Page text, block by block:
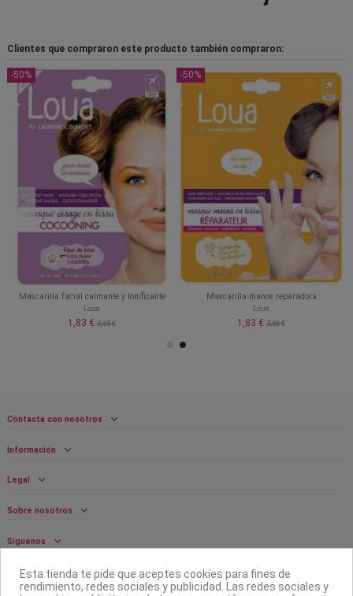
Clientes que compraron este producto también compraron:
-50%
Mascarilla facial calmante y tonificante
Loua
1,83 € 3,65 €
-50%
Mascarilla manos reparadora
Loua
1,83 € 3,65 €
Contacta con nosotros
Información
Legal
Sobre nosotros
Síguenos
Boletín
Esta tienda te pide que aceptes cookies para fines de
rendimiento, redes sociales y publicidad. Las redes sociales y